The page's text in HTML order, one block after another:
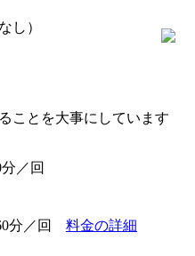
し）
ことを大事にしています
／回
分／回 料金の詳細